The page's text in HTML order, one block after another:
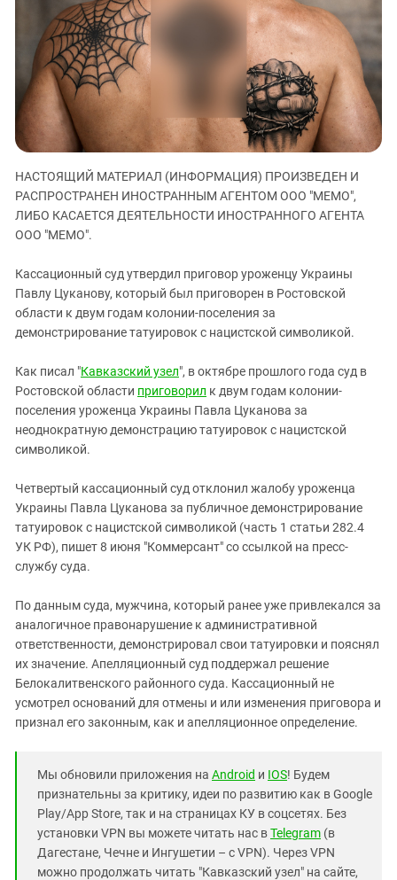
ЗАСТАВЛЯЕТ
КАВКАЗ ЗА ПАЛЕСТИНУ
ИНАКОМЫСЛИЕ В ЧЕЧНЕ
ПРЕСЛЕДОВАНИЕ АКТИВИСТОВ
МОБИЛИЗАЦИЯ И ПРОТЕСТЫ
Дагестан
Ингушетия
Кабардино-Балкария
Калмыкия
Карачаево-Черкесия
Краснодарский край
Нагорный Карабах
Ростовская область
СКФО
Ставропольский край
Южная Осетия
Южный Кавказ
ЮФО
НАСТОЯЩИЙ МАТЕРИАЛ (ИНФОРМАЦИЯ) ПРОИЗВЕДЕН И
РАСПРОСТРАНЕН ИНОСТРАННЫМ АГЕНТОМ ООО "МЕМО",
ЛИБО КАСАЕТСЯ ДЕЯТЕЛЬНОСТИ ИНОСТРАННОГО АГЕНТА
ООО "МЕМО".
Кассационный суд утвердил приговор уроженцу Украины
Павлу Цуканову, который был приговорен в Ростовской
области к двум годам колонии-поселения за
демонстрирование татуировок с нацистской символикой.
Как писал "Кавказский узел", в октябре прошлого года суд в
Ростовской области приговорил к двум годам колонии-
поселения уроженца Украины Павла Цуканова за
неоднократную демонстрацию татуировок с нацистской
символикой.
Четвертый кассационный суд отклонил жалобу уроженца
Украины Павла Цуканова за публичное демонстрирование
татуировок с нацистской символикой (часть 1 статьи 282.4
УК РФ), пишет 8 июня "Коммерсант" со ссылкой на пресс-
службу суда.
По данным суда, мужчина, который ранее уже привлекался за
аналогичное правонарушение к административной
ответственности, демонстрировал свои татуировки и пояснял
их значение. Апелляционный суд поддержал решение
Белокалитвенского районного суда. Кассационный не
усмотрел оснований для отмены и или изменения приговора и
признал его законным, как и апелляционное определение.
Мы обновили приложения на Android и IOS! Будем
признательны за критику, идеи по развитию как в Google
Play/App Store, так и на страницах КУ в соцсетях. Без
установки VPN вы можете читать нас вTelegram (в
Дагестане, Чечне и Ингушетии – с VPN). Через VPN
можно продолжать читать "Кавказский узел" на сайте,